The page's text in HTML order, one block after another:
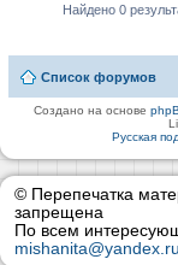
Найдено 0
Список форумов
Создано на основе
Русская
© Перепечатка
запрещена
По всем
mishanita@yandex.ru